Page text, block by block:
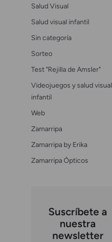
Salud Visual
Salud visual infantil
Sin categoría
Sorteo
Test "Rejilla de Amsler"
Videojuegos y salud visual
infantil
Web
Zamarripa
Zamarripa by Erika
Zamarripa Ópticos
Suscríbete a
nuestra
newsletter